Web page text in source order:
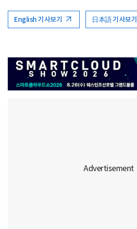
English 기사보기 日本語 기사보기